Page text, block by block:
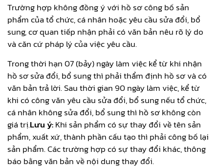
Trường hợp không đồng ý với hồ sơ công bố sản
phẩm của tổ chức, cá nhân hoặc yêu cầu sửa đổi, bổ
sung, cơ quan tiếp nhận phải có văn bản nêu rõ lý do
và căn cứ pháp lý của việc yêu cầu.
Trong thời hạn 07 (bảy) ngày làm việc kể từ khi nhận
hồ sơ sửa đổi, bổ sung thì phải thẩm định hồ sơ và có
văn bản trả lời. Sau thời gian 90 ngày làm việc, kể từ
khi có công văn yêu cầu sửa đổi, bổ sung nếu tổ chức,
cá nhân không sửa đổi, bổ sung thì hồ sơ không còn
giá trị.Lưu ý:Khi sản phẩm có sự thay đổi về tên sản
phẩm, xuất xứ, thành phần cấu tạo thì phải công bố lại
sản phẩm. Các trường hợp có sự thay đổi khác, thông
báo bằng văn bản về nội dung thay đổi.